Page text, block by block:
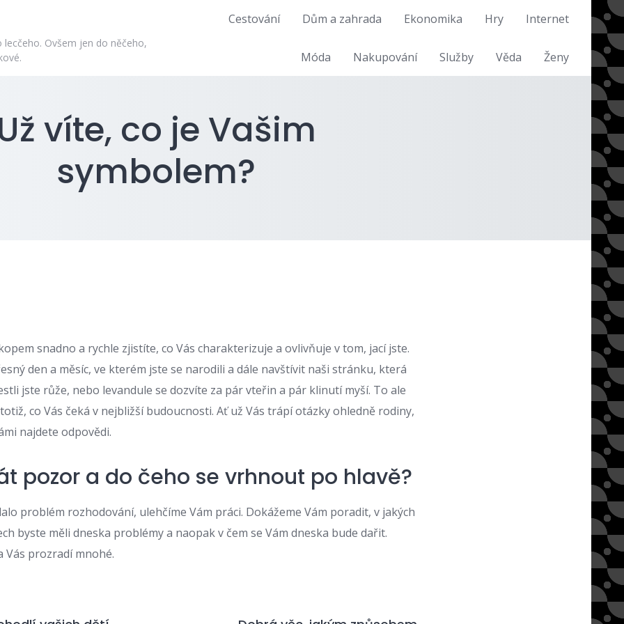
Ovšem jen do něčeho,
Cestování Dům a zahrada Ekonomika Hry Internet
Móda Nakupování Služby Věda Ženy
víte, co je Vašim
symbolem?
snadno a rychle zjistíte, co Vás charakterizuje a ovlivňuje v tom, jací jste.
den a měsíc, ve kterém jste se narodili a dále navštívit naši stránku, která
jste růže, nebo levandule se dozvíte za pár vteřin a pár klinutí myší. To ale
co Vás čeká v nejbližší budoucnosti. Ať už Vás trápí otázky ohledně rodiny,
najdete odpovědi.
pozor a do čeho se vrhnout po hlavě?
problém rozhodování, ulehčíme Vám práci. Dokážeme Vám poradit, v jakých
byste měli dneska problémy a naopak v čem se Vám dneska bude dařit.
Vás prozradí mnohé.